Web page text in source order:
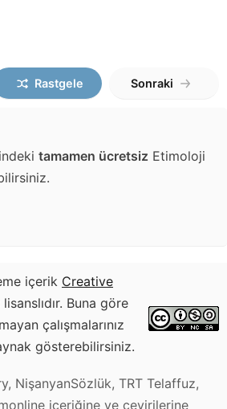
Rastgele Sonraki
tamamen ücretsiz Etimoloji
içerik Creative
lisanslıdır. Buna göre
çalışmalarınız
gösterebilirsiniz.
NişanyanSözlük, TRT Telaffuz,
içeriğine ve çevirilerine